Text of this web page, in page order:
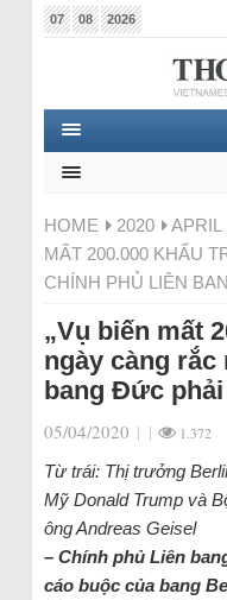
07 08 2026
HOME 2020 APRIL
MẤT 200.000 KHẨU
CHÍNH PHỦ LIÊN
„Vụ biến mất
ngày càng rắc
bang Đức
05/04/2020 | | 1.372
Từ trái: Thị trưởng
Mỹ Donald Trump và
ông Andreas Geisel
– Chính phủ Liên
cáo buộc của bang